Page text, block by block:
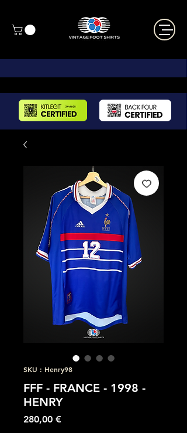
SKU : Henry98
FFF - FRANCE - 1998 -
HENRY
280,00 €Prix